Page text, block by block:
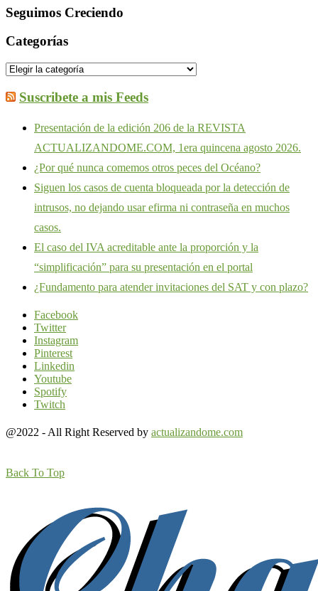
Seguimos Creciendo
Categorías
Categorías
Suscribete a mis Feeds
Presentación de la edición 206 de la REVISTA
ACTUALIZANDOME.COM, 1era quincena agosto 2026.
¿Por qué nunca comemos otros peces del Océano?
Siguen los casos de cuenta bloqueada por la detección de
intrusos, no dejando usar efirma ni contraseña en muchos
casos.
El caso del IVA acreditable ante la proporción y la
“simplificación” para su presentación en el portal
¿Fundamento para atender invitaciones del SAT y con plazo?
Facebook
Twitter
Instagram
Pinterest
Linkedin
Youtube
Spotify
Twitch
@2022 - All Right Reserved by actualizandome.com
Back To Top